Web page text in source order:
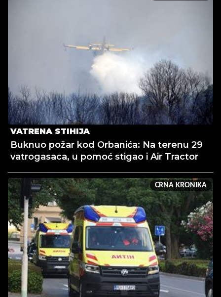
VATRENA STIHIJA
Buknuo požar kod Orbanića: Na terenu 29
vatrogasaca, u pomoć stigao i Air Tractor
CRNA KRONIKA